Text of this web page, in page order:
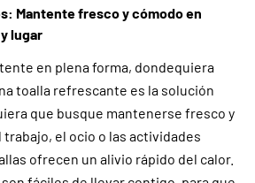
Mantente fresco y cómodo en
lugar
en plena forma, dondequiera
toalla refrescante es la solución
que busque mantenerse fresco y
el ocio o las actividades
ofrecen un alivio rápido del calor.